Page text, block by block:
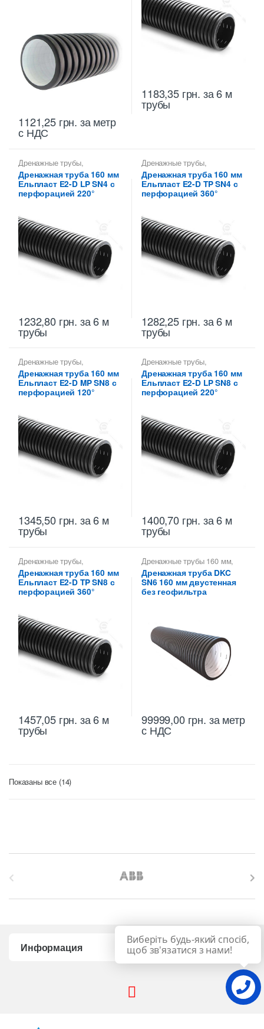
1121,25 грн. за метр
с НДС
1183,35 грн. за 6 м
трубы
Дренажные трубы,
Дренажные трубы 160 мм
Дренажная труба 160 мм
Ельпласт E2-D LP SN4 с
перфорацией 220°
1232,80 грн. за 6 м
трубы
Дренажные трубы,
Дренажные трубы 160 мм
Дренажная труба 160 мм
Ельпласт E2-D TP SN4 с
перфорацией 360°
1282,25 грн. за 6 м
трубы
Дренажные трубы,
Дренажные трубы 160 мм
Дренажная труба 160 мм
Ельпласт E2-D MP SN8 с
перфорацией 120°
1345,50 грн. за 6 м
трубы
Дренажные трубы,
Дренажные трубы 160 мм
Дренажная труба 160 мм
Ельпласт E2-D LP SN8 с
перфорацией 220°
1400,70 грн. за 6 м
трубы
Дренажные трубы,
Дренажные трубы 160 мм
Дренажная труба 160 мм
Ельпласт E2-D TP SN8 с
перфорацией 360°
1457,05 грн. за 6 м
трубы
Дренажные трубы 160 мм,
Трубы гофрированные
дренажные ДКС,Трубы
дренажные гофрированные
Дренажная труба DKC
SN6 160 мм двустенная
без геофильтра
99999,00 грн. за метр
с НДС
Показаны все (14)Цены:
Информация
Виберіть будь-який спосіб,
щоб зв'язатися з нами!